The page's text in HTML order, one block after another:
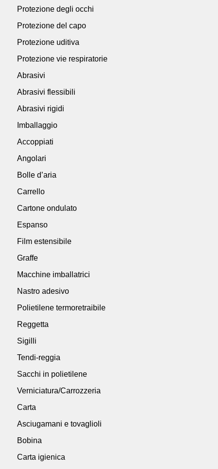
Protezione degli occhi
Protezione del capo
Protezione uditiva
Protezione vie respiratorie
Abrasivi
Abrasivi flessibili
Abrasivi rigidi
Imballaggio
Accoppiati
Angolari
Bolle d’aria
Carrello
Cartone ondulato
Espanso
Film estensibile
Graffe
Macchine imballatrici
Nastro adesivo
Polietilene termoretraibile
Reggetta
Sigilli
Tendi-reggia
Sacchi in polietilene
Verniciatura/Carrozzeria
Carta
Asciugamani e tovaglioli
Bobina
Carta igienica